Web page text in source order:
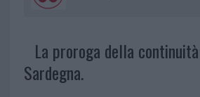
La proroga della
Sardegna.